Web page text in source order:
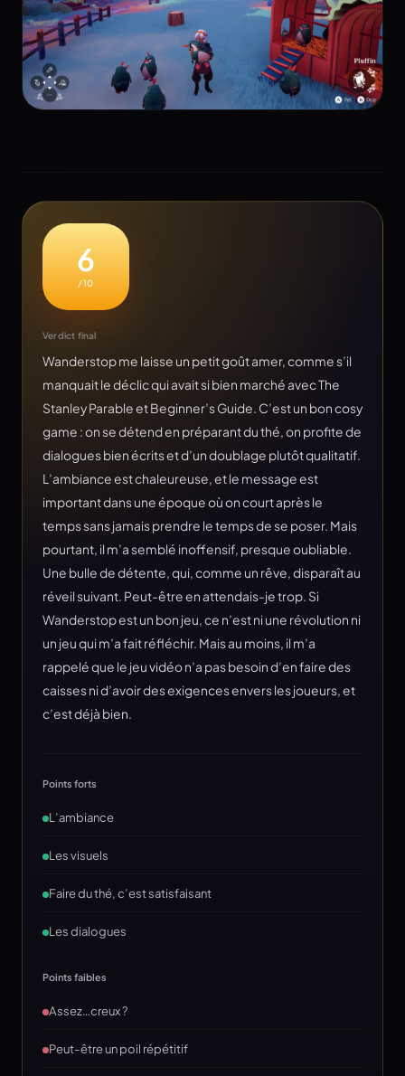
6
/10
Verdict final
Wanderstop me laisse un petit goût amer, comme s’il
manquait le déclic qui avait si bien marché avec The
Stanley Parable et Beginner’s Guide. C’est un bon cosy
game : on se détend en préparant du thé, on profite de
dialogues bien écrits et d’un doublage plutôt qualitatif.
L’ambiance est chaleureuse, et le message est
important dans une époque où on court après le
temps sans jamais prendre le temps de se poser. Mais
pourtant, il m’a semblé inoffensif, presque oubliable.
Une bulle de détente, qui, comme un rêve, disparaît au
réveil suivant. Peut-être en attendais-je trop. Si
Wanderstop est un bon jeu, ce n’est ni une révolution ni
un jeu qui m’a fait réfléchir. Mais au moins, il m’a
rappelé que le jeu vidéo n’a pas besoin d’en faire des
caisses ni d’avoir des exigences envers les joueurs, et
c’est déjà bien.
Points forts
L’ambiance
Les visuels
Faire du thé, c’est satisfaisant
Les dialogues
Points faibles
Assez…creux ?
Peut-être un poil répétitif